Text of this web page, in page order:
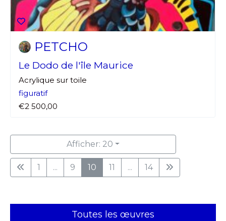
PETCHO
Le Dodo de l'île Maurice
Acrylique sur toile
figuratif
€2 500,00
Afficher: 20
1 ... 9 10 11 ... 14
Toutes les œuvres